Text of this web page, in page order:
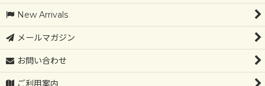
New Arrivals
メールマガジン
お問い合わせ